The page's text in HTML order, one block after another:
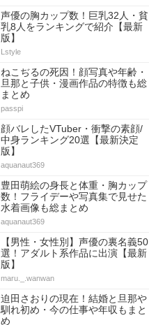
声優の胸カップ数！巨乳32人・貧
乳8人をランキングで紹介【最新
版】
Lstyle
ねこぢるの死因！顔写真や年齢・
旦那と子供・漫画作品の特徴も総
まとめ
passpi
顔バレしたVTuber・衝撃の素顔/
中身ランキング20選【最新決定
版】
aquanaut369
豊田萌絵の身長と体重・胸カップ
数！フライデーや写真集で見せた
水着画像も総まとめ
aquanaut369
【男性・女性別】声優の裏名義50
選！アダルト系作品に出演【最新
版】
maru._.wanwan
迫田さおりの現在！結婚と旦那や
馴れ初め・今の仕事や年収もまと
め